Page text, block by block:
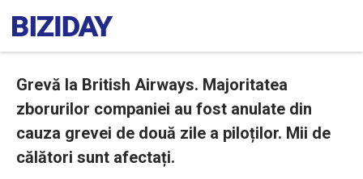
Grevă la British Airways. Majoritatea
zborurilor companiei au fost anulate din
cauza grevei de două zile a piloților. Mii de
călători sunt afectați.